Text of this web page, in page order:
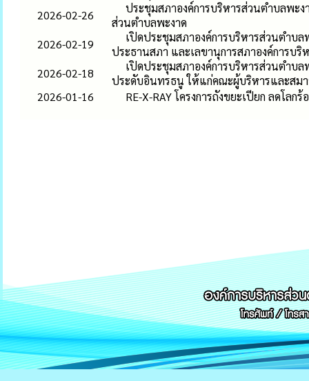
2026-02-26
ประชุมสภาองค์การบริหารส่วนตำบลพะ
ส่วนตำบลพะงาด
2026-02-19
เปิดประชุมสภาองค์การบริหารส่วนตำบ
ประธานสภา และเลขานุการสภาองค์การบริ
2026-02-18
เปิดประชุมสภาองค์การบริหารส่วนตำบ
ประดับอินทรธนู ให้แก่คณะผู้บริหารและสม
2026-01-16
RE-X-RAY โครงการถังขยะเปียก ลดโลกร้